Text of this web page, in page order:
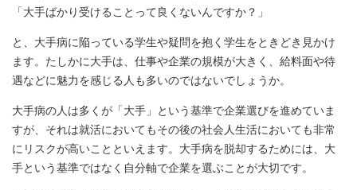
「大手ばかり受けることって良くないんですか？」
と、大手病に陥っている学生や疑問を抱く学生をときどき見かけ
ます。たしかに大手は、仕事や企業の規模が大きく、給料面や待
遇などに魅力を感じる人も多いのではないでしょうか。
大手病の人は多くが「大手」という基準で企業選びを進めていま
すが、それは就活においてもその後の社会人生活においても非常
にリスクが高いことといえます。大手病を脱却するためには、大
手という基準ではなく自分軸で企業を選ぶことが大切です。